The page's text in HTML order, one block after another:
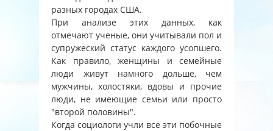
разных городах США.
При анализе этих данных, как
отмечают ученые, они учитывали пол и
супружеский статус каждого усопшего.
Как правило, женщины и семейные
люди живут намного дольше, чем
мужчины, холостяки, вдовы и прочие
люди, не имеющие семьи или просто
"второй половины".
Когда социологи учли все эти побочные